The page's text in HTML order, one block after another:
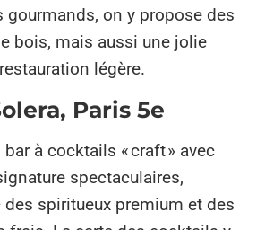
gourmands, on y propose des
bois, mais aussi une jolie
légère.
Paris 5e
bar à cocktails « craft » avec
spectaculaires,
des spiritueux premium et des